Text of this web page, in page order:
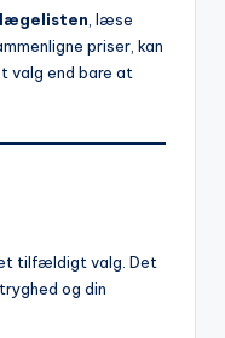
, læse
priser, kan
valg end bare at
tilfældigt valg. Det
og din